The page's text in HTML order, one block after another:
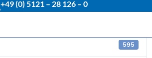
+49 (0) 5121 – 28 126 – 0
595